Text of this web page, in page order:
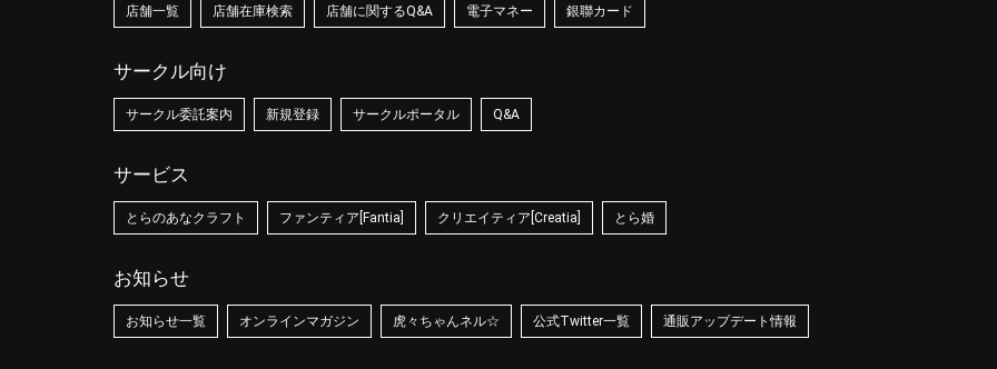
店舗一覧 店舗在庫検索 店舗に関するQ&A 電子マネー 銀聯カード
サークル向け
サークル委託案内 新規登録 サークルポータル Q&A
サービス
とらのあなクラフト ファンティア[Fantia] クリエイティア[Creatia] とら婚
お知らせ
お知らせ一覧 オンラインマガジン 虎々ちゃんネル☆ 公式Twitter一覧 通販アップデート情報